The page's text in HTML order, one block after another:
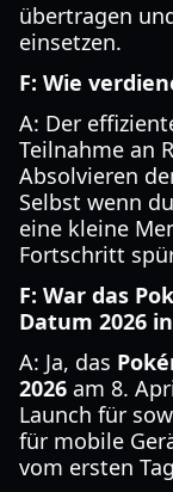
übertragen
einsetzen.
F: Wie
A: Der
Teilnahme an
Absolvieren
Selbst wenn
eine kleine
Fortschritt
F: War das
Datum 2026
A: Ja, das
2026 am 8.
Launch für
für mobile
vom ersten